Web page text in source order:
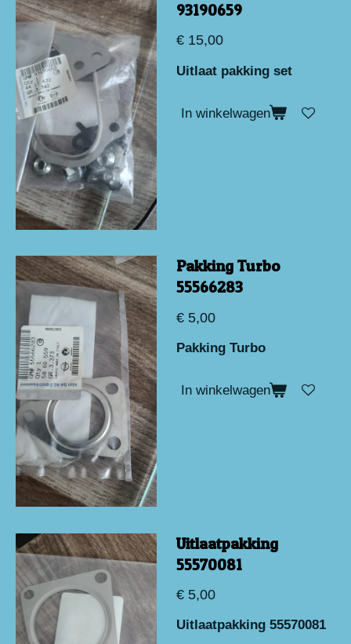
93190659
€ 15,00
Uitlaat pakking set
In winkelwagen
Pakking Turbo
55566283
€ 5,00
Pakking Turbo
In winkelwagen
Uitlaatpakking
55570081
€ 5,00
Uitlaatpakking 55570081